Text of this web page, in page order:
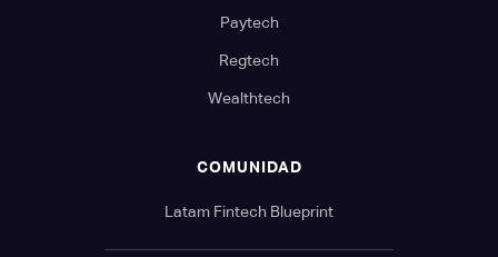
Paytech
Regtech
Wealthtech
COMUNIDAD
Latam Fintech Blueprint